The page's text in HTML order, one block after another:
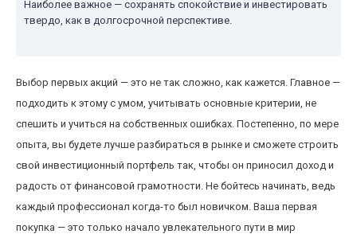
Наиболее важное — сохранять спокойствие и инвестировать
твердо, как в долгосрочной перспективе.
Выбор первых акций — это не так сложно, как кажется. Главное —
подходить к этому с умом, учитывать основные критерии, не
спешить и учиться на собственных ошибках. Постепенно, по мере
опыта, вы будете лучше разбираться в рынке и сможете строить
свой инвестиционный портфель так, чтобы он приносил доход и
радость от финансовой грамотности. Не бойтесь начинать, ведь
каждый профессионал когда-то был новичком. Ваша первая
покупка — это только начало увлекательного пути в мир